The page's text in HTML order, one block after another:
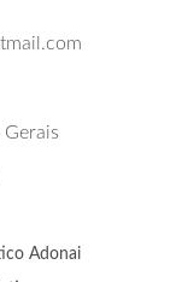
Adonai